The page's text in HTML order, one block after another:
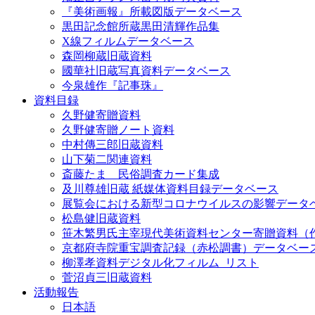
『美術画報』所載図版データベース
黒田記念館所蔵黒田清輝作品集
X線フィルムデータベース
森岡柳蔵旧蔵資料
國華社旧蔵写真資料データベース
今泉雄作『記事珠』
資料目録
久野健寄贈資料
久野健寄贈ノート資料
中村傳三郎旧蔵資料
山下菊二関連資料
斎藤たま 民俗調査カード集成
及川尊雄旧蔵 紙媒体資料目録データベース
展覧会における新型コロナウイルスの影響データ
松島健旧蔵資料
笹木繁男氏主宰現代美術資料センター寄贈資料（
京都府寺院重宝調査記録（赤松調書）データベー
柳澤孝資料デジタル化フィルム_リスト
菅沼貞三旧蔵資料
活動報告
日本語